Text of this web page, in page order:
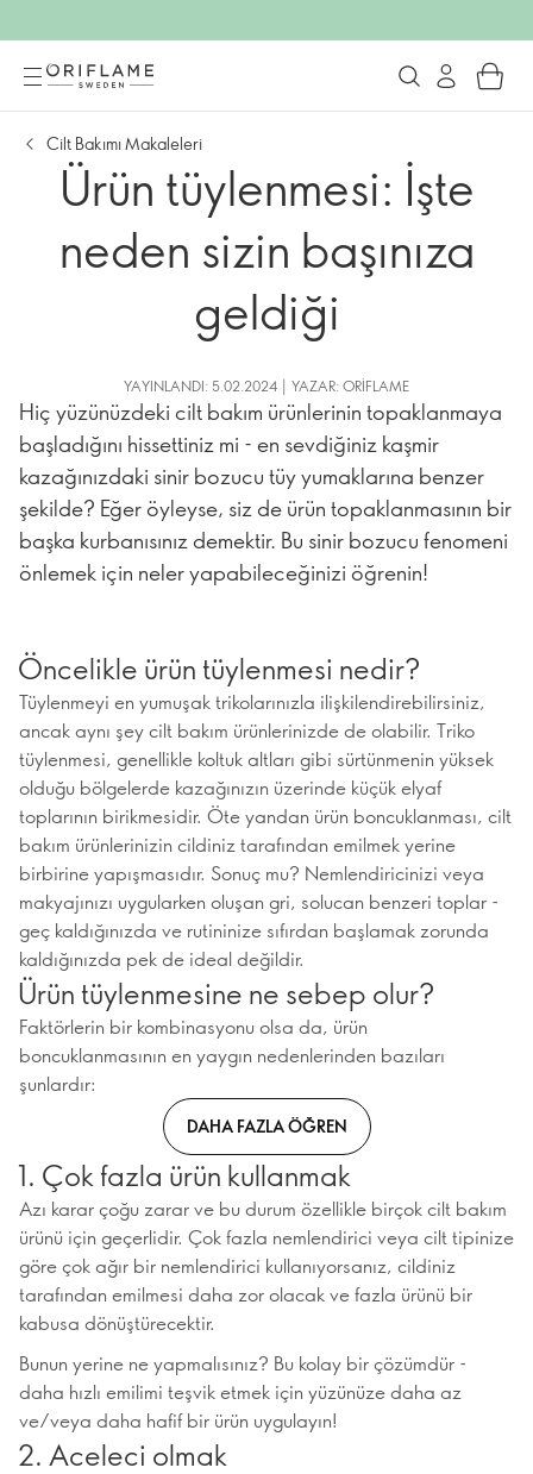
Cilt Bakımı Makaleleri
Ürün tüylenmesi: İşte
neden sizin başınıza
geldiği
YAYINLANDI: 5.02.2024 | YAZAR: ORIFLAME
Hiç yüzünüzdeki cilt bakım ürünlerinin topaklanmaya
başladığını hissettiniz mi - en sevdiğiniz kaşmir
kazağınızdaki sinir bozucu tüy yumaklarına benzer
şekilde? Eğer öyleyse, siz de ürün topaklanmasının bir
başka kurbanısınız demektir. Bu sinir bozucu fenomeni
önlemek için neler yapabileceğinizi öğrenin!
Öncelikle ürün tüylenmesi nedir?
Tüylenmeyi en yumuşak trikolarınızla ilişkilendirebilirsiniz,
ancak aynı şey cilt bakım ürünlerinizde de olabilir. Triko
tüylenmesi, genellikle koltuk altları gibi sürtünmenin yüksek
olduğu bölgelerde kazağınızın üzerinde küçük elyaf
toplarının birikmesidir. Öte yandan ürün boncuklanması, cilt
bakım ürünlerinizin cildiniz tarafından emilmek yerine
birbirine yapışmasıdır. Sonuç mu? Nemlendiricinizi veya
makyajınızı uygularken oluşan gri, solucan benzeri toplar -
geç kaldığınızda ve rutininize sıfırdan başlamak zorunda
kaldığınızda pek de ideal değildir.
Ürün tüylenmesine ne sebep olur?
Faktörlerin bir kombinasyonu olsa da, ürün
boncuklanmasının en yaygın nedenlerinden bazıları
şunlardır:
DAHA FAZLA ÖĞREN
1. Çok fazla ürün kullanmak
Azı karar çoğu zarar ve bu durum özellikle birçok cilt bakım
ürünü için geçerlidir. Çok fazla nemlendirici veya cilt tipinize
göre çok ağır bir nemlendirici kullanıyorsanız, cildiniz
tarafından emilmesi daha zor olacak ve fazla ürünü bir
kabusa dönüştürecektir.
Bunun yerine ne yapmalısınız? Bu kolay bir çözümdür -
daha hızlı emilimi teşvik etmek için yüzünüze daha az
ve/veya daha hafif bir ürün uygulayın!
2. Aceleci olmak